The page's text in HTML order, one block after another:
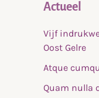
Actueel
Vijf
Oost Gelre
Atque
Quam nulla